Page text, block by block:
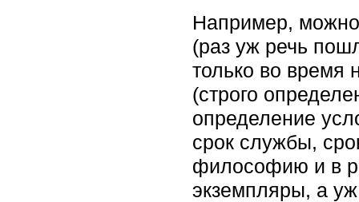
Например, можно
(раз уж речь
только во время
(строго
определение
срок службы,
философию и в
экземпляры, а